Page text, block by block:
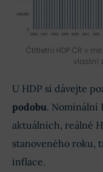
Čtrtletní HDP ČR v
vlastní
U HDP si dávejte
podobu. Nominální
aktuálních, reálné
stanoveného roku,
inflace.